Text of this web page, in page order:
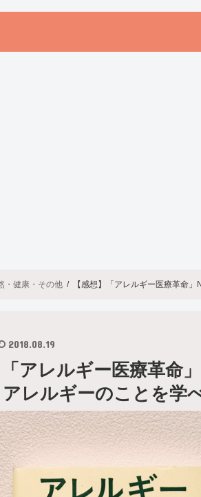
・健康・その他 【感想】「アレルギー医療革命
2018.08.19
「アレルギー医療革
レルギーのことを学